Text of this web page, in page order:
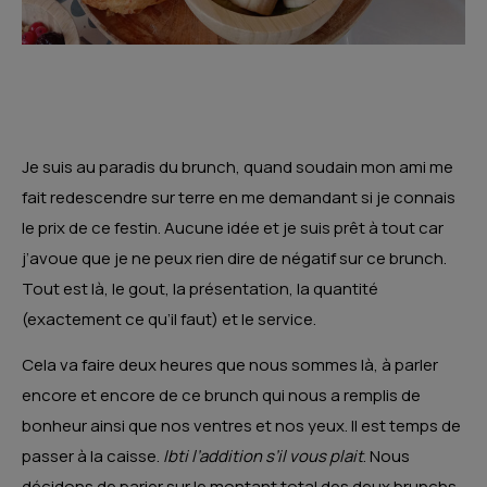
Je suis au paradis du brunch, quand soudain mon ami me
fait redescendre sur terre en me demandant si je connais
le prix de ce festin. Aucune idée et je suis prêt à tout car
j’avoue que je ne peux rien dire de négatif sur ce brunch.
Tout est là, le gout, la présentation, la quantité
(exactement ce qu’il faut) et le service.
Cela va faire deux heures que nous sommes là, à parler
encore et encore de ce brunch qui nous a remplis de
bonheur ainsi que nos ventres et nos yeux. Il est temps de
passer à la caisse. Ibti l’addition s’il vous plait. Nous